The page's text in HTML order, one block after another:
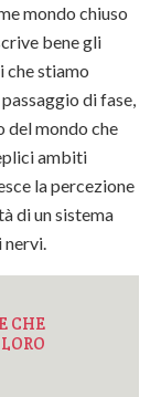
mondo chiuso
bene gli
stiamo
di fase,
del mondo che
ambiti
la percezione
di un sistema
CHE